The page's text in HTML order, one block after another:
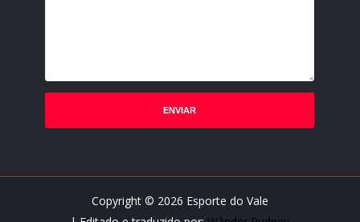
Copyright © 2026 Esporte do Vale